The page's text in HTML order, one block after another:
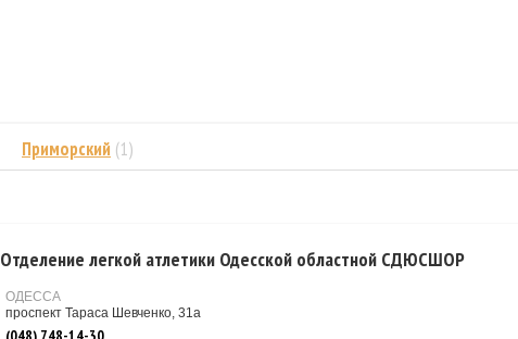
Приморский (1)
Отделение легкой атлетики Одесской областной СДЮСШОР
ОДЕССА
проспект Тараса Шевченко, 31а